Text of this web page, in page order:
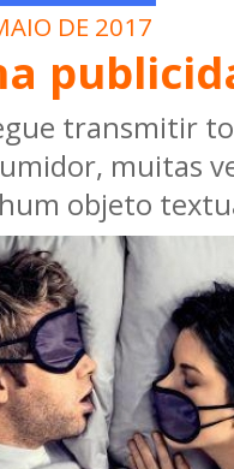
DE 2017
transmitir
muitas
objeto